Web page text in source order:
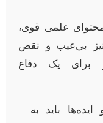
علمی قوی،
بی‌عیب و نقص
برای یک دفاع
باید به